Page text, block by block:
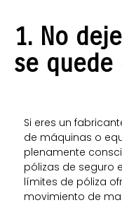
1. No
se
Si eres un
de máquinas o
plenamente
pólizas de seguro
límites de póliza
movimiento de